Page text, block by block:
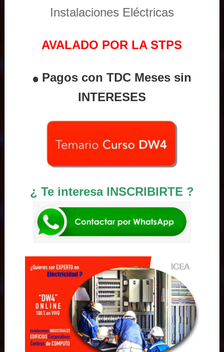
Instalaciones Eléctricas
AVALADO POR LA STPS
Pagos con TDC Meses sin
INTERESES
¿ Te interesa INSCRIBIRTE ?